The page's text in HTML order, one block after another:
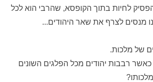
לחיות בתוך הקופסא, שהרבי הוא לכל
מנסים לצרף את שאר היהודים...
של מלכות.
רבבות יהודים מכל הפלגים השונים